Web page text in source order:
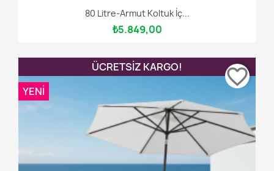
80 Litre-Armut Koltuk İç...
₺5.849,00
ÜCRETSIZ KARGO!
YENI
favorite_border